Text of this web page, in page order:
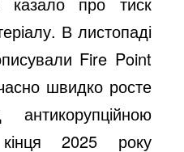
В листопаді
Fire Point
швидко росте
2025 року